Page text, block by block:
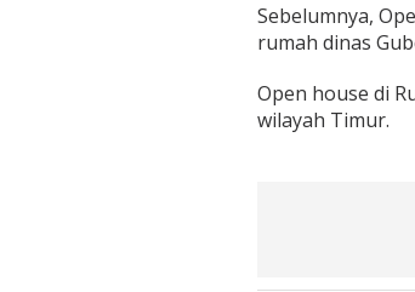
Sebelumnya,
rumah dinas
Open house di
wilayah Timur.